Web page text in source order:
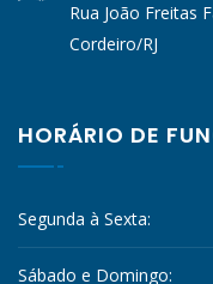
Rua João Freitas
Cordeiro/RJ
HORÁRIO DE
Segunda à Sexta:
Sábado e Domingo: